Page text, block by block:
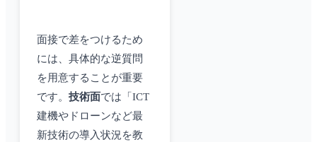
面接で差をつけるため
には、具体的な逆質問
を用意することが重要
です。 技術面では「ICT
建機やドローンなど最
新技術の導入状況を教